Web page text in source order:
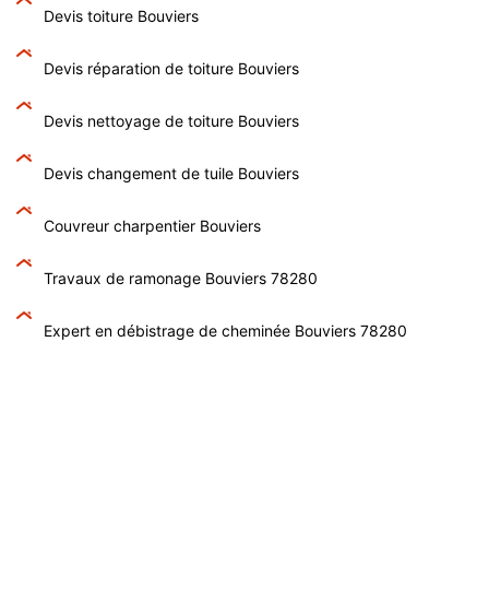
Devis toiture Bouviers
Devis réparation de toiture Bouviers
Devis nettoyage de toiture Bouviers
Devis changement de tuile Bouviers
Couvreur charpentier Bouviers
Travaux de ramonage Bouviers 78280
Expert en débistrage de cheminée Bouviers 78280